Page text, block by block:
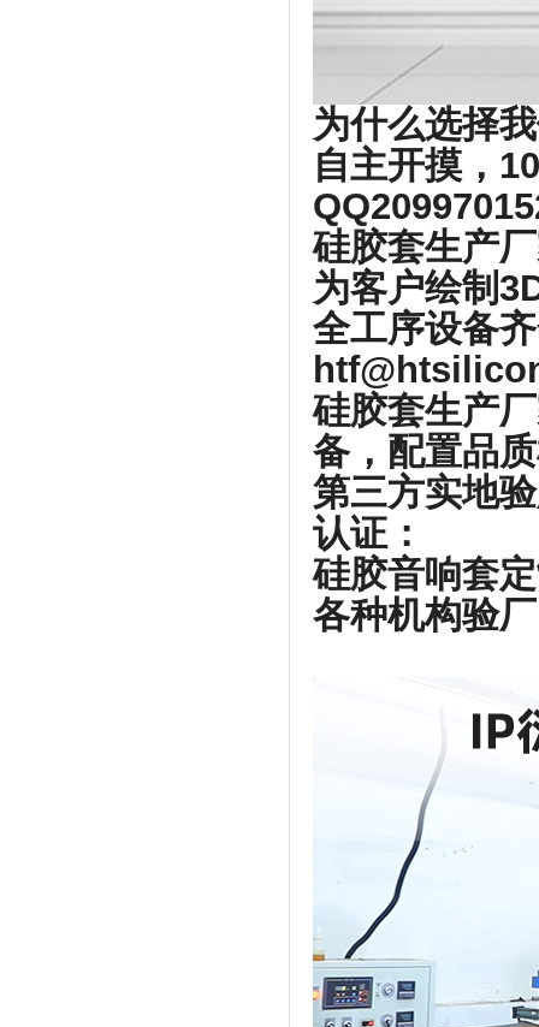
为什么选择
自主开摸，
硅胶套生产
为客户绘制
全工序设备
硅胶套生产
备，配置品
第三方实地
认证：
硅胶音响套
各种机构验